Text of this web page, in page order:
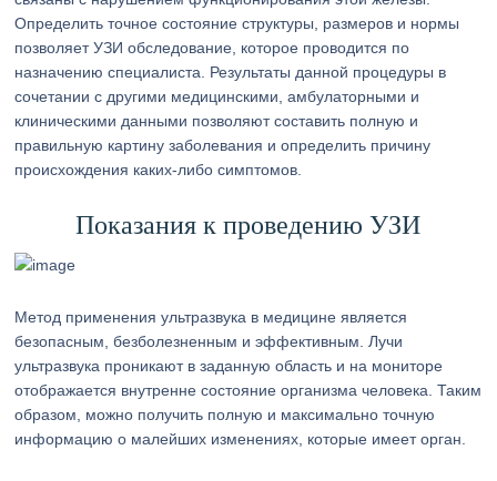
Определить точное состояние структуры, размеров и нормы
позволяет УЗИ обследование, которое проводится по
назначению специалиста. Результаты данной процедуры в
сочетании с другими медицинскими, амбулаторными и
клиническими данными позволяют составить полную и
правильную картину заболевания и определить причину
происхождения каких-либо симптомов.
Показания к проведению УЗИ
Метод применения ультразвука в медицине является
безопасным, безболезненным и эффективным. Лучи
ультразвука проникают в заданную область и на мониторе
отображается внутренне состояние организма человека. Таким
образом, можно получить полную и максимально точную
информацию о малейших изменениях, которые имеет орган.